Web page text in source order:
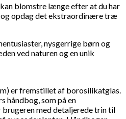
blomstre længe efter at du har
og opdag det ekstraordinære træ
nysgerrige børn og
ved naturen og en unik
er fremstillet af borosilikatglas.
håndbog, som på en
med detaljerede trin til